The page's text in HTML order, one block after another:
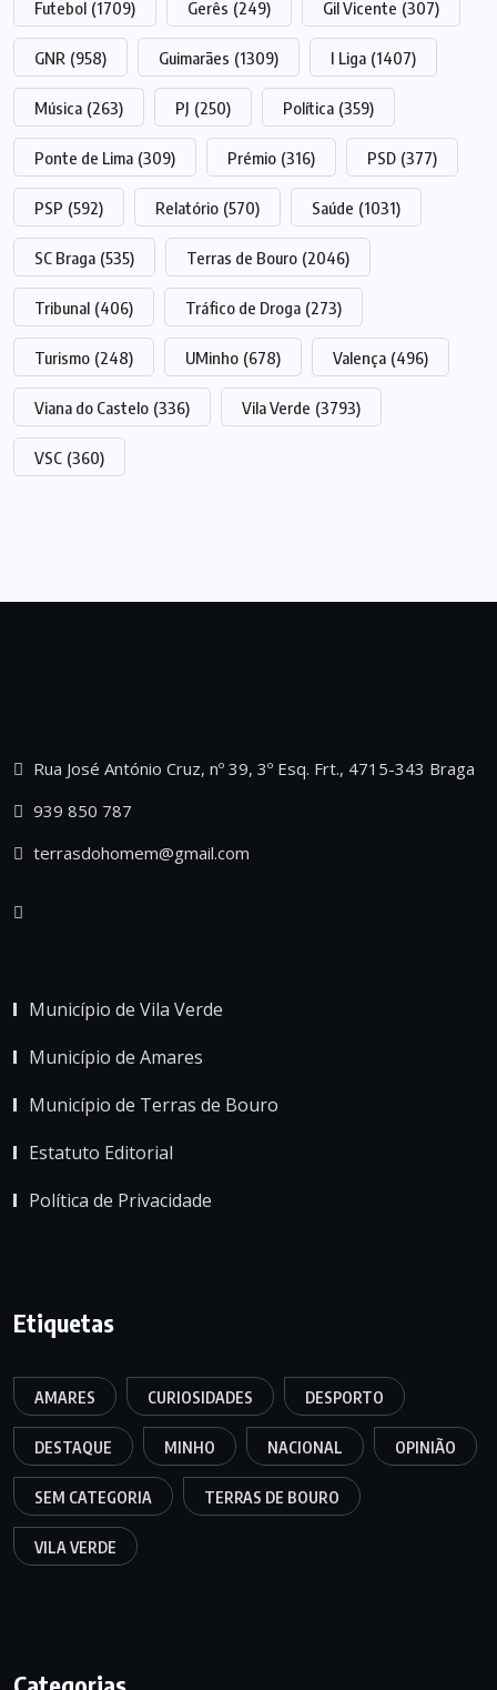
Futebol (1709) Gerês (249) Gil Vicente (307)
GNR (958) Guimarães (1309) I Liga (1407)
Música (263) PJ (250) Política (359)
Ponte de Lima (309) Prémio (316) PSD (377)
PSP (592) Relatório (570) Saúde (1031)
SC Braga (535) Terras de Bouro (2046)
Tribunal (406) Tráfico de Droga (273)
Turismo (248) UMinho (678) Valença (496)
Viana do Castelo (336) Vila Verde (3793)
VSC (360)
Rua José António Cruz, nº 39, 3º Esq. Frt., 4715-343 Braga
939 850 787
terrasdohomem@gmail.com
Município de Vila Verde
Município de Amares
Município de Terras de Bouro
Estatuto Editorial
Política de Privacidade
Etiquetas
AMARES CURIOSIDADES DESPORTO
DESTAQUE MINHO NACIONAL OPINIÃO
SEM CATEGORIA TERRAS DE BOURO
VILA VERDE